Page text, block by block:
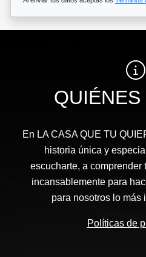
En LA CASA QUE TU
historia única y
escucharte, a comprender
incansablemente para
para nosotros lo más
Políticas de